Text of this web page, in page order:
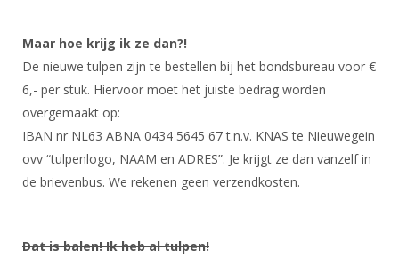
Overschrijven leden
Import inschrijvingen uit Nahouw
Verwerk wedstrijduitslagen
NK organiseren
Promotie en logo
Bibliotheek
ALV
Touché
Maar hoe krijg ik ze dan?!
De nieuwe tulpen zijn te bestellen bij het bondsbureau voor €
6,- per stuk. Hiervoor moet het juiste bedrag worden
overgemaakt op:
IBAN nr NL63 ABNA 0434 5645 67 t.n.v. KNAS te Nieuwegein
ovv “tulpenlogo, NAAM en ADRES”. Je krijgt ze dan vanzelf in
de brievenbus. We rekenen geen verzendkosten.
Dat is balen! Ik heb al tulpen!